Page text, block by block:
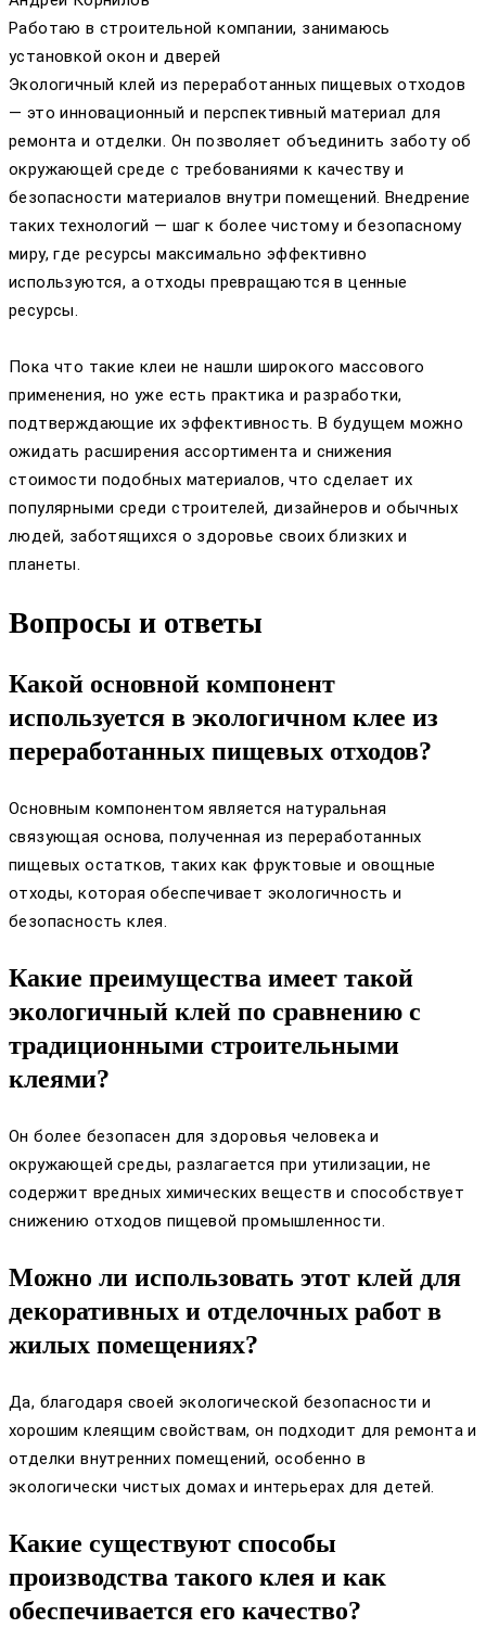
Работаю в строительной компании, занимаюсь
установкой окон и дверей
Экологичный клей из переработанных пищевых отходов
— это инновационный и перспективный материал для
ремонта и отделки. Он позволяет объединить заботу об
окружающей среде с требованиями к качеству и
безопасности материалов внутри помещений. Внедрение
таких технологий — шаг к более чистому и безопасному
миру, где ресурсы максимально эффективно
используются, а отходы превращаются в ценные
ресурсы.
Пока что такие клеи не нашли широкого массового
применения, но уже есть практика и разработки,
подтверждающие их эффективность. В будущем можно
ожидать расширения ассортимента и снижения
стоимости подобных материалов, что сделает их
популярными среди строителей, дизайнеров и обычных
людей, заботящихся о здоровье своих близких и
планеты.
Вопросы и ответы
Какой основной компонент
используется в экологичном клее из
переработанных пищевых отходов?
Основным компонентом является натуральная
связующая основа, полученная из переработанных
пищевых остатков, таких как фруктовые и овощные
отходы, которая обеспечивает экологичность и
безопасность клея.
Какие преимущества имеет такой
экологичный клей по сравнению с
традиционными строительными
клеями?
Он более безопасен для здоровья человека и
окружающей среды, разлагается при утилизации, не
содержит вредных химических веществ и способствует
снижению отходов пищевой промышленности.
Можно ли использовать этот клей для
декоративных и отделочных работ в
жилых помещениях?
Да, благодаря своей экологической безопасности и
хорошим клеящим свойствам, он подходит для ремонта и
отделки внутренних помещений, особенно в
экологически чистых домах и интерьерах для детей.
Какие существуют способы
производства такого клея и как
обеспечивается его качество?